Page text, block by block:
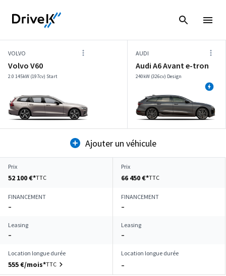
VOLVO
Volvo V60
2.0 145kW (197cv) Start
AUDI
Audi A6 Avant e-tron
240kW (326cv) Design
Ajouter un véhicule
Prix
52 100 €*TTC
Prix
66 450 €*TTC
FINANCEMENT
–
FINANCEMENT
–
Leasing
–
Leasing
–
Location longue durée
555 €/mois*TTC
Location longue durée
–